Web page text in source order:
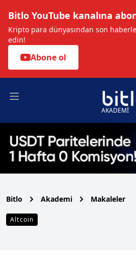
Bitlo YouTube kanalına
Kripto para dünyasından son
edin!
Abone ol
Open main menu
AKADEMİ
Bitlo Akademi Makaleler
Altcoin